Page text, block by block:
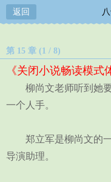
返回
第 15 章 (1 / 8)
《关闭小说畅读模式
柳尚文老师听到她要
一个人手。
郑立军是柳尚文的一
导演助理。